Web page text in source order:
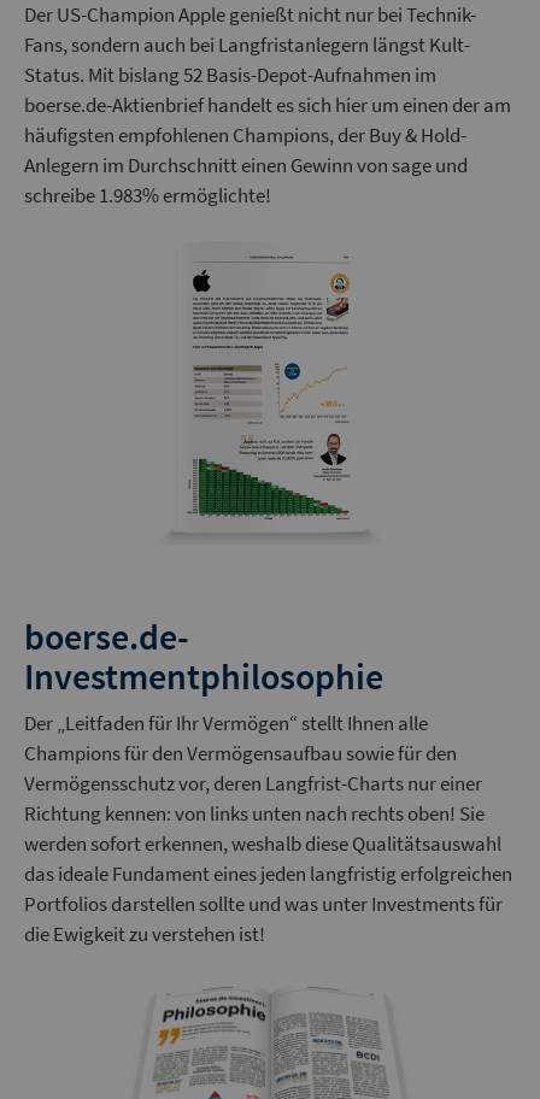
Der US-Champion Apple genießt nicht nur bei Technik-
Fans, sondern auch bei Langfristanlegern längst Kult-
Status. Mit bislang 52 Basis-Depot-Aufnahmen im
boerse.de-Aktienbrief handelt es sich hier um einen der am
häufigsten empfohlenen Champions, der Buy & Hold-
Anlegern im Durchschnitt einen Gewinn von sage und
schreibe 1.983% ermöglichte!
boerse.de-
Investmentphilosophie
Der „Leitfaden für Ihr Vermögen“ stellt Ihnen alle
Champions für den Vermögensaufbau sowie für den
Vermögensschutz vor, deren Langfrist-Charts nur einer
Richtung kennen: von links unten nach rechts oben! Sie
werden sofort erkennen, weshalb diese Qualitätsauswahl
das ideale Fundament eines jeden langfristig erfolgreichen
Portfolios darstellen sollte und was unter Investments für
die Ewigkeit zu verstehen ist!